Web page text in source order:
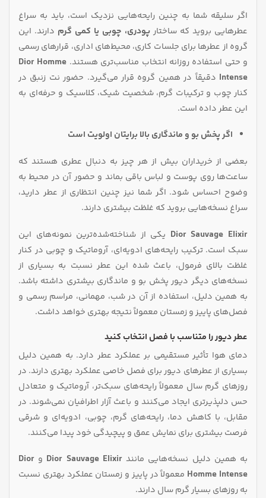
اگر سلیقه شما به چنین رایحه‌هایی نزدیک است، باید به سراغ
عطرهایی بروید که ساختار پودری، چوبی یا کمی گرم دارند. این
گروه از عطرها برای جلسات کاری، محیط‌های اداری، قرارهای رسمی
و حتی استفاده روزانه انتخاب مناسب‌تری هستند. Dior Homme
Intense دقیقاً در همین گروه قرار می‌گیرد. حضور نت زنبق در
کنار چوب و ترکیبات گرم، شخصیت شیک، کلاسیک و حرفه‌ای به
این عطر داده است.
اگر پخش بو و ماندگاری بالا برایتان اولویت است
بعضی از خریداران بیش از هر چیز به دنبال عطری هستند که
ساعت‌ها روی پوست و لباس باقی بماند و حضور آن در محیط به‌
وضوح احساس شود. اگر شما نیز چنین انتظاری از عطر دارید،
سراغ نسخه‌هایی بروید که غلظت بیشتری دارند.
Dior Sauvage Elixir یکی از شناخته‌شده‌ترین نمونه‌های این
سبک است. ترکیب رایحه‌های ادویه‌ای، آروماتیک و چوبی در کنار
غلظت بالای فرمول، باعث شده این عطر نسبت به بسیاری از
نسخه‌های دیگر دیور پخش بو و ماندگاری بیشتری داشته باشد.
به همین دلیل، استفاده از آن در شب، مهمانی، مراسم رسمی و
فصل‌های پاییز و زمستان معمولاً نتیجه بهتری خواهد داشت.
عطر دیور را متناسب با فصل انتخاب کنید
دمای هوا تأثیر مستقیمی بر عملکرد عطر دارد. به همین دلیل
بسیاری از عطرهای دیور برای فصل خاصی عملکرد بهتری دارند. در
روزهای گرم سال معمولاً رایحه‌های سبک‌تر، آروماتیک و متعادل
حس دلپذیرتری ایجاد می‌کنند و باعث آزار اطرافیان نمی‌شوند. در
مقابل، با کاهش دما، رایحه‌های گرم، چوبی، ادویه‌ای و شرقی
فرصت بیشتری برای نمایش عمق و پیچیدگی خود پیدا می‌کنند.
به همین دلیل نسخه‌هایی مانندDior Sauvage Elixir و Dior
Homme Intense معمولاً در پاییز و زمستان عملکرد بهتری نسبت
به روزهای بسیار گرم سال دارند.